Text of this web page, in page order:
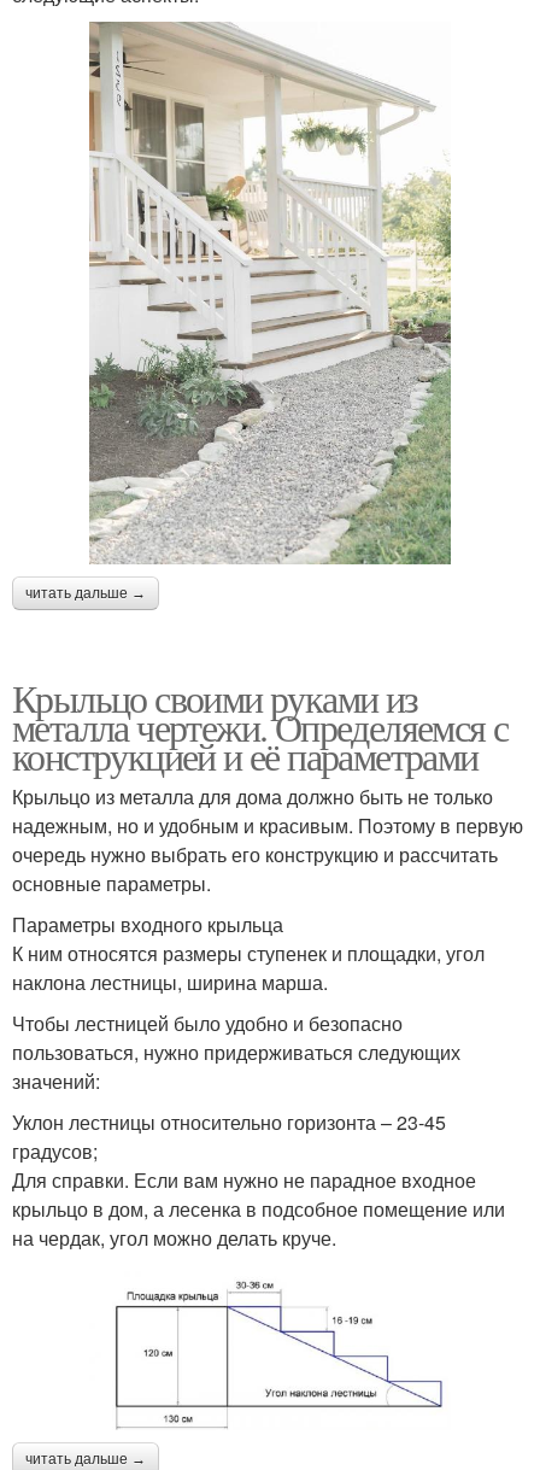
читать дальше →
Крыльцо своими руками из
металла чертежи. Определяемся с
конструкцией и её параметрами
Крыльцо из металла для дома должно быть не только
надежным, но и удобным и красивым. Поэтому в первую
очередь нужно выбрать его конструкцию и рассчитать
основные параметры.
Параметры входного крыльца
К ним относятся размеры ступенек и площадки, угол
наклона лестницы, ширина марша.
Чтобы лестницей было удобно и безопасно
пользоваться, нужно придерживаться следующих
значений:
Уклон лестницы относительно горизонта – 23-45
градусов;
Для справки. Если вам нужно не парадное входное
крыльцо в дом, а лесенка в подсобное помещение или
на чердак, угол можно делать круче.
читать дальше →